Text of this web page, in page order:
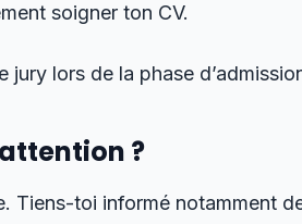
soigner ton CV.
jury lors de la phase
?
Tiens-toi informé notamment